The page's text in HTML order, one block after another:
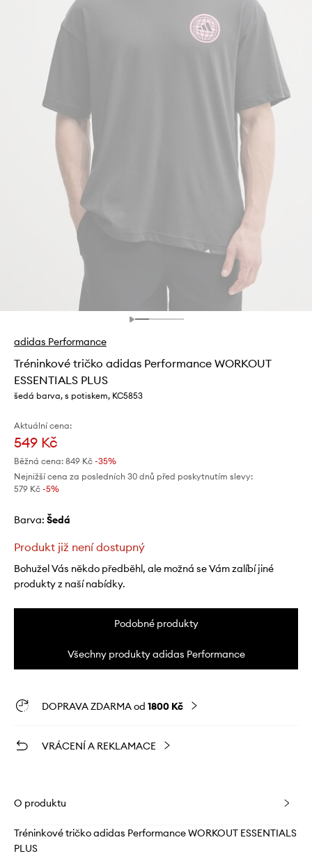
adidas Performance
Tréninkové tričko adidas Performance WORKOUT
ESSENTIALS PLUS
šedá barva, s potiskem, KC5853
Aktuální cena:
549 Kč
Běžná cena: 849 Kč -35%
Nejnižší cena za posledních 30 dnů před poskytnutím slevy:
579 Kč -5%
Barva: šedá
Produkt již není dostupný
Bohužel Vás někdo předběhl, ale možná se Vám zalíbí jiné
produkty z naší nabídky.
Podobné produkty
Všechny produkty adidas Performance
DOPRAVA ZDARMA od 1800 Kč
VRÁCENÍ A REKLAMACE
O produktu
Tréninkové tričko adidas Performance WORKOUT ESSENTIALS
PLUS